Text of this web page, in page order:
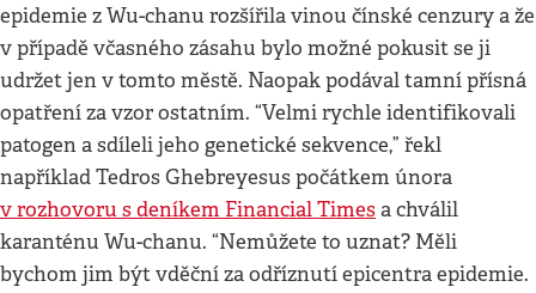
epidemie z Wu-chanu rozšířila vinou čínské cenzury a že
v případě včasného zásahu bylo možné pokusit se ji
udržet jen v tomto městě. Naopak podával tamní přísná
opatření za vzor ostatním. “Velmi rychle identifikovali
patogen a sdíleli jeho genetické sekvence,” řekl
například Tedros Ghebreyesus počátkem února
v rozhovoru s deníkem Financial Timesa chválil
karanténu Wu-chanu. “Nemůžete to uznat? Měli
bychom jim být vděční za odříznutí epicentra epidemie.